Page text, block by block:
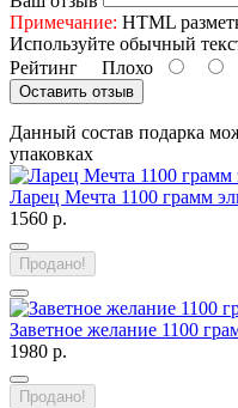
Примечание: HTML
Используйте обычный
Рейтинг Плохо
Оставить отзыв
Данный состав подарка
упаковках
Ларец Мечта 1100 грамм
1560 р.
Продано!
Заветное желание 1100
1980 р.
Продано!